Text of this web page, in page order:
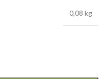
0,08 kg